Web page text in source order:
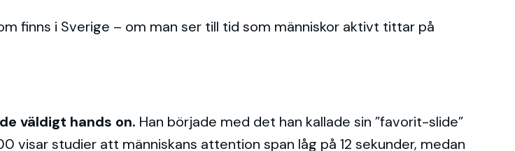
finns i Sverige – om man ser till tid som människor aktivt tittar på
väldigt hands on. Han började med det han kallade sin ”favorit-slide”
visar studier att människans attention span låg på 12 sekunder, medan